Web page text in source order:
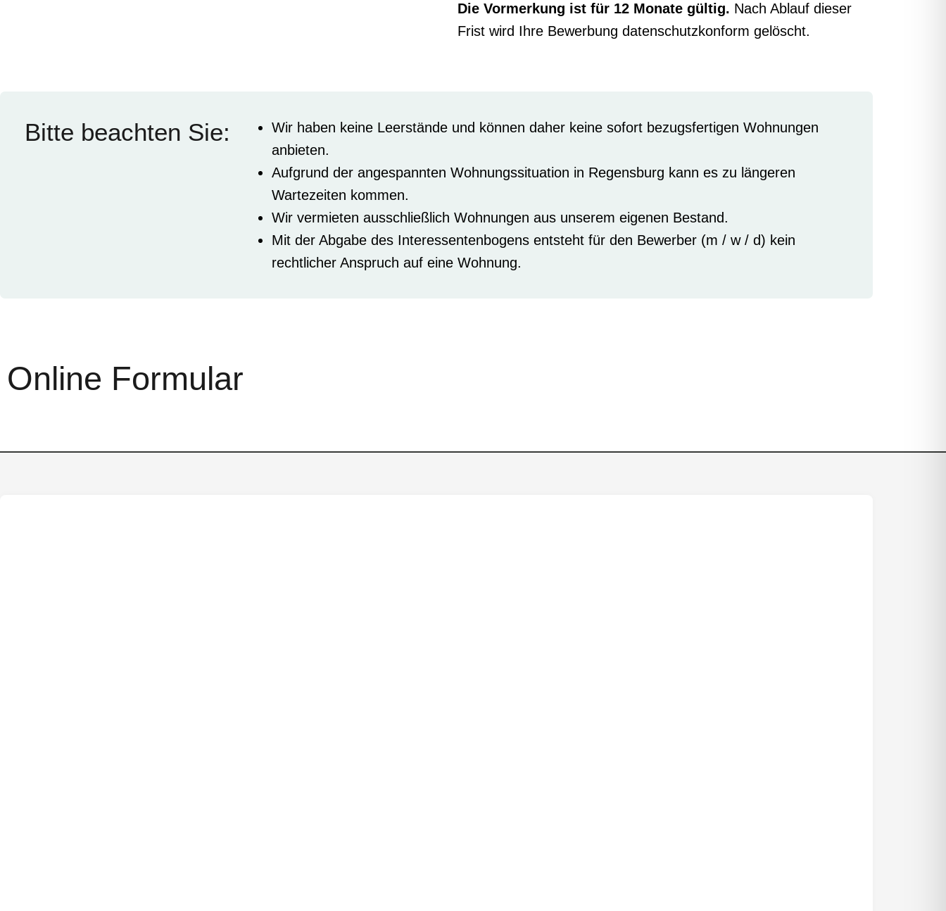
Die Vormerkung ist für 12 Monate gültig. Nach Ablauf dieser
Frist wird Ihre Bewerbung datenschutzkonform gelöscht.
Bitte beachten Sie:
Wir haben keine Leerstände und können daher keine sofort bezugsfertigen Wohnungen
anbieten.
Aufgrund der angespannten Wohnungssituation in Regensburg kann es zu längeren
Wartezeiten kommen.
Wir vermieten ausschließlich Wohnungen aus unserem eigenen Bestand.
Mit der Abgabe des Interessentenbogens entsteht für den Bewerber (m / w / d) kein
rechtlicher Anspruch auf eine Wohnung.
Online Formular